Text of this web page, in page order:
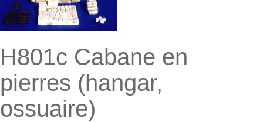
H801c Cabane en
pierres (hangar,
ossuaire)